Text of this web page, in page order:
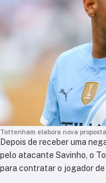
Tottenham elabora nova
Depois de receber uma
pelo atacante Savinho, o
para contratar o jogador de